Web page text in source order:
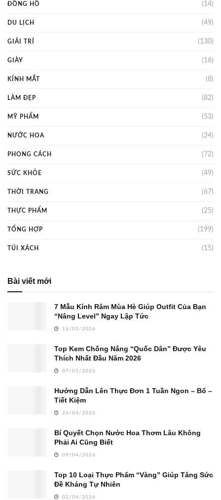
ĐỒNG HỒ (14)
DU LỊCH (49)
GIẢI TRÍ (130)
GIÀY (16)
KÍNH MẮT (8)
LÀM ĐẸP (82)
MỸ PHẨM (53)
NƯỚC HOA (24)
PHONG CÁCH (72)
SỨC KHỎE (49)
THỜI TRANG (67)
THỰC PHẨM (25)
TỔNG HỢP (199)
TÚI XÁCH (15)
Bài viết mới
7 Mẫu Kính Râm Mùa Hè Giúp Outfit Của Bạn
“Nâng Level” Ngay Lập Tức
16/05/2026
Top Kem Chống Nắng “Quốc Dân” Được Yêu
Thích Nhất Đầu Năm 2026
07/05/2026
Hướng Dẫn Lên Thực Đơn 1 Tuần Ngon – Bổ –
Tiết Kiệm
26/04/2026
Bí Quyết Chọn Nước Hoa Thơm Lâu Không
Phải Ai Cũng Biết
09/04/2026
Top 10 Loại Thực Phẩm “Vàng” Giúp Tăng Sức
Đề Kháng Tự Nhiên
02/04/2026